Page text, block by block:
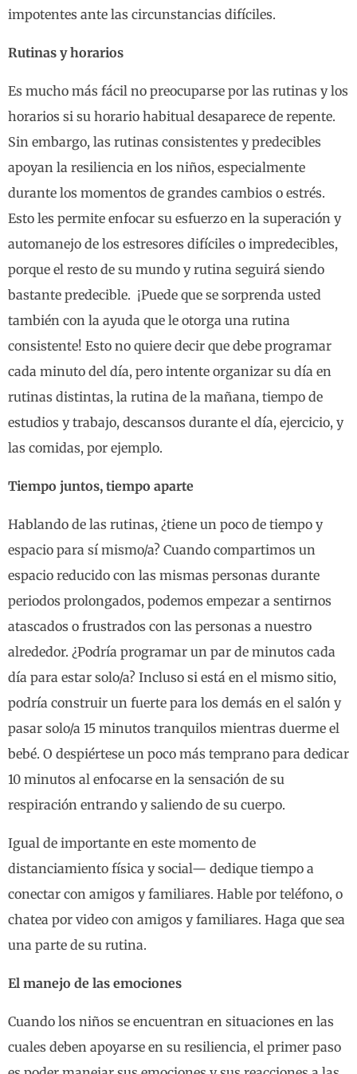
impotentes ante las circunstancias difíciles.
Rutinas y horarios
Es mucho más fácil no preocuparse por las rutinas y los
horarios si su horario habitual desaparece de repente.
Sin embargo, las rutinas consistentes y predecibles
apoyan la resiliencia en los niños, especialmente
durante los momentos de grandes cambios o estrés.
Esto les permite enfocar su esfuerzo en la superación y
automanejo de los estresores difíciles o impredecibles,
porque el resto de su mundo y rutina seguirá siendo
bastante predecible. ¡Puede que se sorprenda usted
también con la ayuda que le otorga una rutina
consistente! Esto no quiere decir que debe programar
cada minuto del día, pero intente organizar su día en
rutinas distintas, la rutina de la mañana, tiempo de
estudios y trabajo, descansos durante el día, ejercicio, y
las comidas, por ejemplo.
Tiempo juntos, tiempo aparte
Hablando de las rutinas, ¿tiene un poco de tiempo y
espacio para sí mismo/a? Cuando compartimos un
espacio reducido con las mismas personas durante
periodos prolongados, podemos empezar a sentirnos
atascados o frustrados con las personas a nuestro
alrededor. ¿Podría programar un par de minutos cada
día para estar solo/a? Incluso si está en el mismo sitio,
podría construir un fuerte para los demás en el salón y
pasar solo/a 15 minutos tranquilos mientras duerme el
bebé. O despiértese un poco más temprano para dedicar
10 minutos al enfocarse en la sensación de su
respiración entrando y saliendo de su cuerpo.
Igual de importante en este momento de
distanciamiento física y social— dedique tiempo a
conectar con amigos y familiares. Hable por teléfono, o
chatea por video con amigos y familiares. Haga que sea
una parte de su rutina.
El manejo de las emociones
Cuando los niños se encuentran en situaciones en las
cuales deben apoyarse en su resiliencia, el primer paso